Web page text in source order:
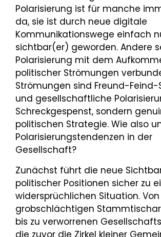
Polarisierung ist für manche
da, sie ist durch neue digitale
Kommunikationswege einfach
sichtbar(er) geworden. Andere
Polarisierung mit dem
politischer Strömungen
Strömungen sind Freund-
und gesellschaftliche
Schreckgespenst, sondern
politischen Strategie. Wie also
Polarisierungstendenzen in der
Gesellschaft?
Zunächst führt die neue
politischer Positionen sicher zu
widersprüchlichen Situation. Von
grobschlächtigen
bis zu verworrenen
die zuvor die Zirkel kleiner